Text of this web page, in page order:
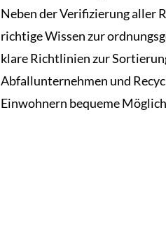
Neben der Verifizierung aller
richtige Wissen zur
klare Richtlinien zur
Abfallunternehmen und
Einwohnern bequeme